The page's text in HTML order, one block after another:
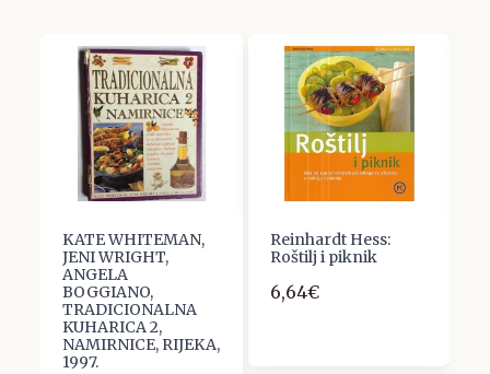
KATE WHITEMAN,
JENI WRIGHT,
ANGELA
BOGGIANO,
TRADICIONALNA
KUHARICA 2,
NAMIRNICE, RIJEKA,
1997.
Reinhardt Hess:
Roštilj i piknik
6,64€